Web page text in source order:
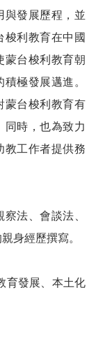
與發展歷程，並
梭利教育在中國
蒙台梭利教育朝
極發展邁進。
蒙台梭利教育有
同時，也為致力
教工作者提供務
法、會談法、
身經歷撰寫。
育發展、本土化